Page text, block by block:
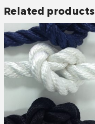
Related products